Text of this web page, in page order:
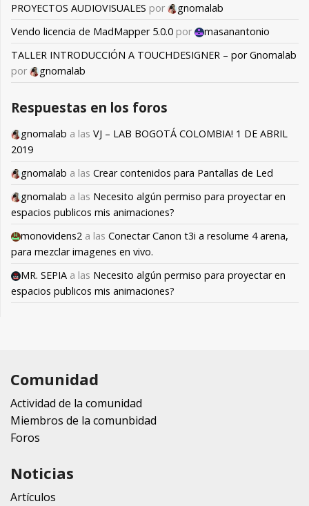
PROYECTOS AUDIOVISUALES por
gnomalab
Vendo licencia de MadMapper 5.0.0 por
masanantonio
TALLER INTRODUCCIÓN A TOUCHDESIGNER – por Gnomalab
por
gnomalab
Respuestas en los foros
gnomalab a las VJ – LAB BOGOTÁ COLOMBIA! 1 DE ABRIL
2019
gnomalab a las Crear contenidos para Pantallas de Led
gnomalab a las Necesito algún permiso para proyectar en
espacios publicos mis animaciones?
monovidens2 a las Conectar Canon t3i a resolume 4 arena,
para mezclar imagenes en vivo.
MR. SEPIA a las Necesito algún permiso para proyectar en
espacios publicos mis animaciones?
Comunidad
Actividad de la comunidad
Miembros de la comunbidad
Foros
Noticias
Artículos